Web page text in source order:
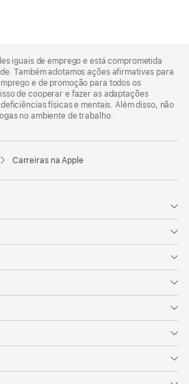
iguais de emprego e está comprometida
Também adotamos ações afirmativas para
e de promoção para todos os
de cooperar e fazer as adaptações
físicas e mentais. Além disso, não
no ambiente de trabalho.
Carreiras na Apple